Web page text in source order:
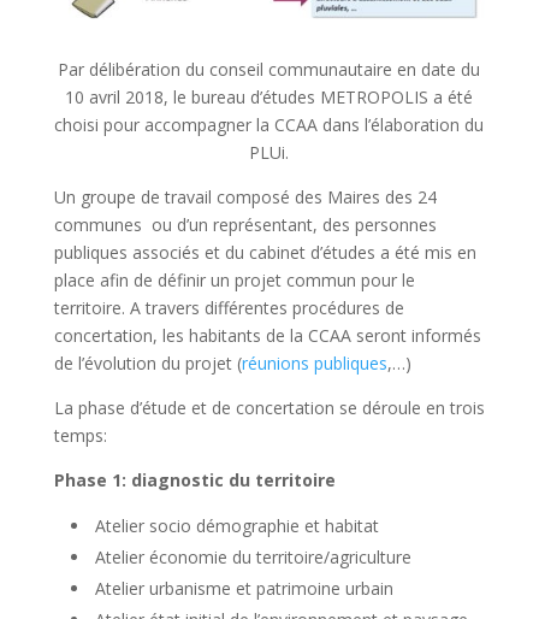
Par délibération du conseil communautaire en date du
10 avril 2018, le bureau d’études METROPOLIS a été
choisi pour accompagner la CCAA dans l’élaboration du
PLUi.
Un groupe de travail composé des Maires des 24
communes ou d’un représentant, des personnes
publiques associés et du cabinet d’études a été mis en
place afin de définir un projet commun pour le
territoire. A travers différentes procédures de
concertation, les habitants de la CCAA seront informés
de l’évolution du projet (réunions publiques,…)
La phase d’étude et de concertation se déroule en trois
temps:
Phase 1: diagnostic du territoire
Atelier socio démographie et habitat
Atelier économie du territoire/agriculture
Atelier urbanisme et patrimoine urbain